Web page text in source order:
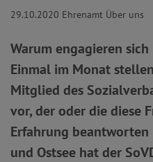
29.10.2020 Ehrenamt Über uns
Warum engagieren
Einmal im Monat
Mitglied des
vor, der oder die diese
Erfahrung beantworten
und Ostsee hat der